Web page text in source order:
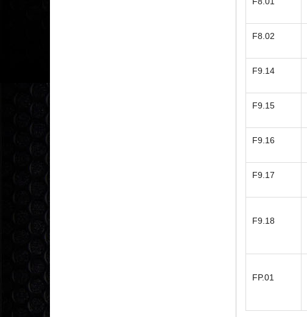
F8.02
F9.14
F9.15
F9.16
F9.17
F9.18
FP.01